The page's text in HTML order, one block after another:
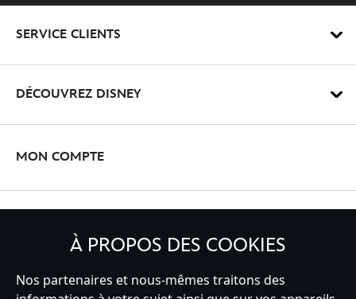
SERVICE CLIENTS
DÉCOUVREZ DISNEY
MON COMPTE
À PROPOS DES COOKIES
Nos partenaires et nous-mêmes traitons des